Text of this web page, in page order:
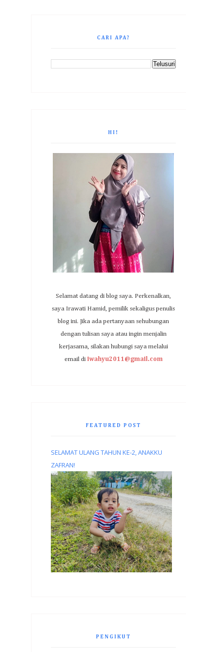
CARI APA?
HI!
Selamat datang di blog saya. Perkenalkan,
saya Irawati Hamid, pemilik sekaligus penulis
blog ini. Jika ada pertanyaan sehubungan
dengan tulisan saya atau ingin menjalin
kerjasama, silakan hubungi saya melalui
email di iwahyu2011@gmail.com
FEATURED POST
SELAMAT ULANG TAHUN KE-2, ANAKKU
ZAFRAN!
PENGIKUT